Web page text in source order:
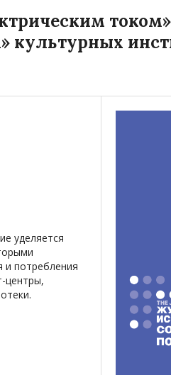
культурных
уделяется
и потребления
центры,